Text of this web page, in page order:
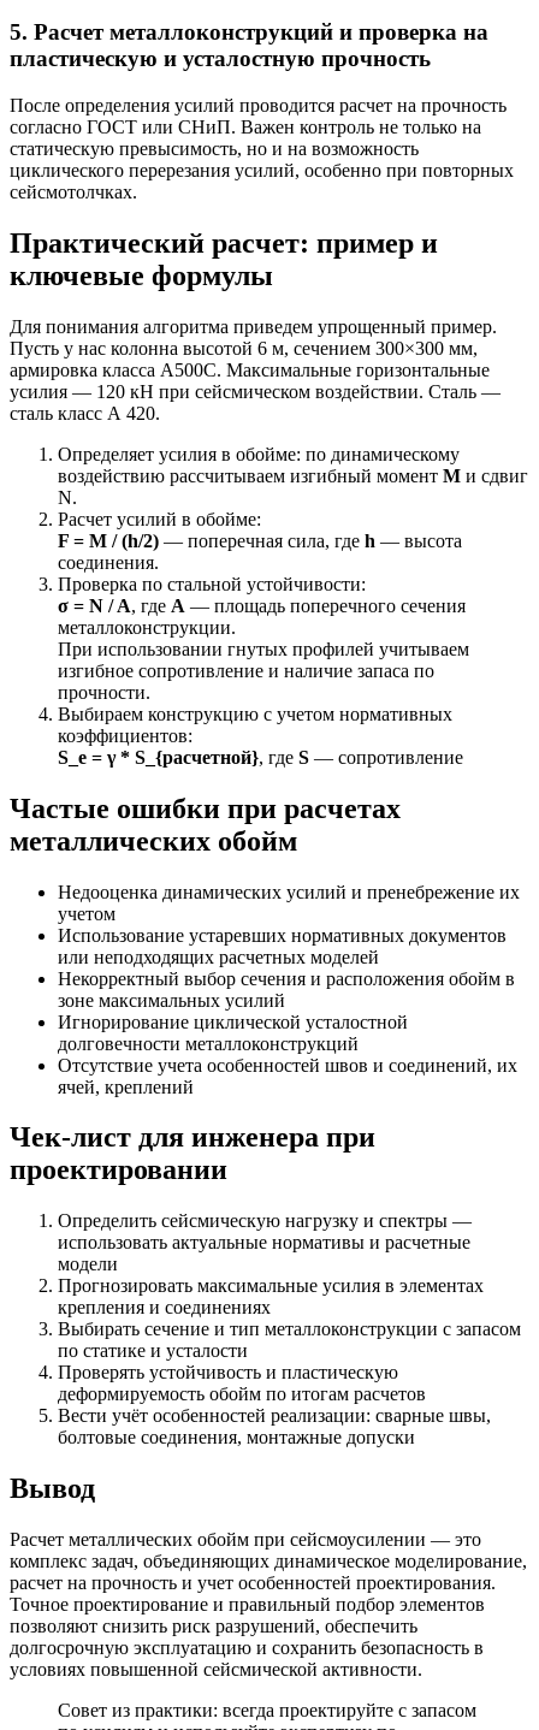
5. Расчет металлоконструкций и проверка на
пластическую и усталостную прочность
После определения усилий проводится расчет на прочность
согласно ГОСТ или СНиП. Важен контроль не только на
статическую превысимость, но и на возможность
циклического перерезания усилий, особенно при повторных
сейсмотолчках.
Практический расчет: пример и
ключевые формулы
Для понимания алгоритма приведем упрощенный пример.
Пусть у нас колонна высотой 6 м, сечением 300×300 мм,
армировка класса A500C. Максимальные горизонтальные
усилия — 120 кН при сейсмическом воздействии. Сталь —
сталь класс А 420.
Определяет усилия в обойме: по динамическому
воздействию рассчитываем изгибный момент М и сдвиг
N.
Расчет усилий в обойме:
F = M / (h/2) — поперечная сила, где h — высота
соединения.
Проверка по стальной устойчивости:
σ = N / A, где A — площадь поперечного сечения
металлоконструкции.
При использовании гнутых профилей учитываем
изгибное сопротивление и наличие запаса по
прочности.
Выбираем конструкцию с учетом нормативных
коэффициентов:
S_e = γ * S_{расчетной}, где S — сопротивление
Частые ошибки при расчетах
металлических обойм
Недооценка динамических усилий и пренебрежение их
учетом
Использование устаревших нормативных документов
или неподходящих расчетных моделей
Некорректный выбор сечения и расположения обойм в
зоне максимальных усилий
Игнорирование циклической усталостной
долговечности металлоконструкций
Отсутствие учета особенностей швов и соединений, их
ячей, креплений
Чек-лист для инженера при
проектировании
Определить сейсмическую нагрузку и спектры —
использовать актуальные нормативы и расчетные
модели
Прогнозировать максимальные усилия в элементах
крепления и соединениях
Выбирать сечение и тип металлоконструкции с запасом
по статике и усталости
Проверять устойчивость и пластическую
деформируемость обойм по итогам расчетов
Вести учёт особенностей реализации: сварные швы,
болтовые соединения, монтажные допуски
Вывод
Расчет металлических обойм при сейсмоусилении — это
комплекс задач, объединяющих динамическое моделирование,
расчет на прочность и учет особенностей проектирования.
Точное проектирование и правильный подбор элементов
позволяют снизить риск разрушений, обеспечить
долгосрочную эксплуатацию и сохранить безопасность в
условиях повышенной сейсмической активности.
Совет из практики: всегда проектируйте с запасом